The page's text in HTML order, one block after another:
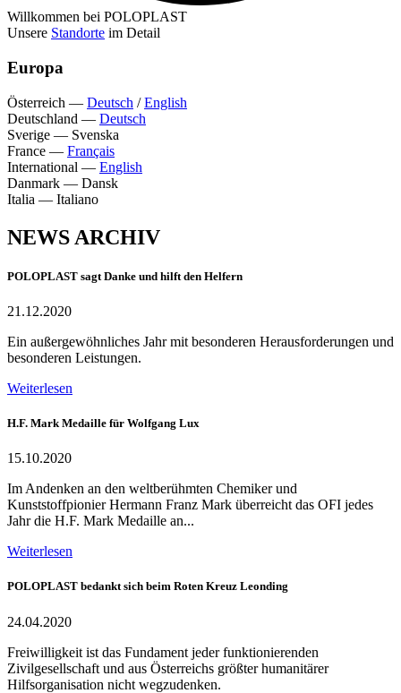
Willkommen bei POLOPLAST
Unsere Standorte im Detail
Europa
Österreich — Deutsch /English
Deutschland — Deutsch
Sverige — Svenska
France — Français
International — English
Danmark — Dansk
Italia — Italiano
NEWS ARCHIV
POLOPLAST sagt Danke und hilft den Helfern
21.12.2020
Ein außergewöhnliches Jahr mit besonderen Herausforderungen und
besonderen Leistungen.
Weiterlesen
H.F. Mark Medaille für Wolfgang Lux
15.10.2020
Im Andenken an den weltberühmten Chemiker und
Kunststoffpionier Hermann Franz Mark überreicht das OFI jedes
Jahr die H.F. Mark Medaille an...
Weiterlesen
POLOPLAST bedankt sich beim Roten Kreuz Leonding
24.04.2020
Freiwilligkeit ist das Fundament jeder funktionierenden
Zivilgesellschaft und aus Österreichs größter humanitärer
Hilfsorganisation nicht wegzudenken.